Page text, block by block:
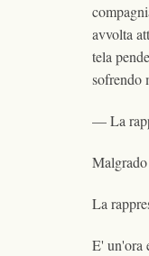
avvolta
tela
sofrendo
— La
La
E' un'ora